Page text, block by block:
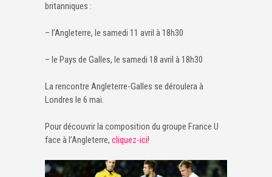
britanniques :
– l’Angleterre, le samedi 11 avril à 18h30
– le Pays de Galles, le samedi 18 avril à 18h30
La rencontre Angleterre-Galles se déroulera à
Londres le 6 mai.
Pour découvrir la composition du groupe France U
face à l’Angleterre, cliquez-ici!